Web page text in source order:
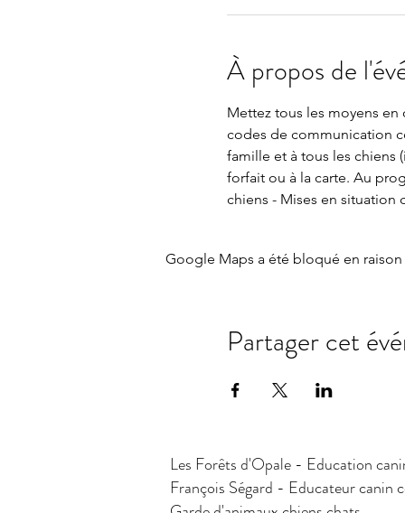
À propos de
Mettez tous les moyens
codes de communication
famille et à tous les chiens
forfait ou à la carte. Au
chiens - Mises en situation
Google Maps a été bloqué en
Partager cet
Les Forêts d'Opale - Education
François Ségard - Educateur canin